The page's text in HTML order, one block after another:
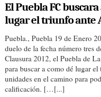
El Puebla FC
lugar el triunfo ante
Puebla., Puebla 19 de Enero
duelo de la fecha número tres
Clausura 2012, el Puebla de
para buscar a como dé lugar
unidades en el camino para
calificación. […[...]